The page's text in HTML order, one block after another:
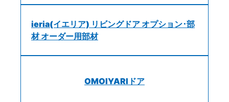
ieria(イエリア) リビングドア オプション･部
材 オーダー用部材
OMOIYARIドア